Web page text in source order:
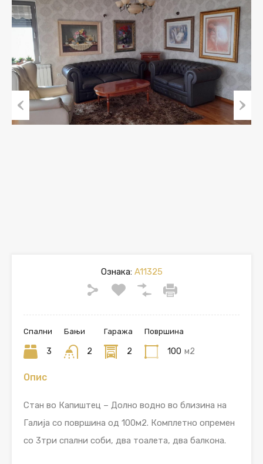
Previous Next
Ознака:A11325
Спални
3
Бањи
2
Гаража
2
Површина
100 м2
Опис
Стан во Капиштец – Долно водно во близина на
Галија со површина од 100м2. Комплетно опремен
со 3три спални соби, два тоалета, два балкона.